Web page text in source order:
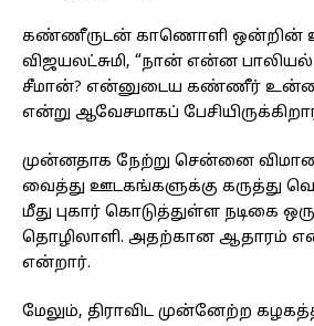
கண்ணீருடன் காணொளி ஒன்றின்
விஜயலட்சுமி, “நான் என்ன
சீமான்? என்னுடைய கண்ணீர் உன்னை
என்று ஆவேசமாகப்
முன்னதாக நேற்று சென்னை
வைத்து ஊடகங்களுக்கு கருத்து
மீது புகார் கொடுத்துள்ள நடிகை
தொழிலாளி. அதற்கான ஆதாரம்
என்றார்.
மேலும், திராவிட முன்னேற்ற